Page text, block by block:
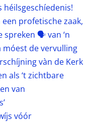
héilsgeschíedenis!
profetische zaak,
spreken 🗣️ van ‘n
móest de vervulling
vàn de Kerk
als ‘t zichtbare
van
vóór